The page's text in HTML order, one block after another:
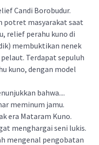
Candi Borobudur.
potret masyarakat saat
relief perahu kuno di
membuktikan nenek
Terdapat sepuluh
kuno, dengan model
bahwa....
meminum jamu.
era Mataram Kuno.
menghargai seni lukis.
mengenal pengobatan